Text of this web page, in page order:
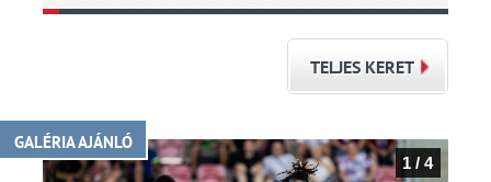
TELJES KERET
GALÉRIA AJÁNLÓ
1 / 4